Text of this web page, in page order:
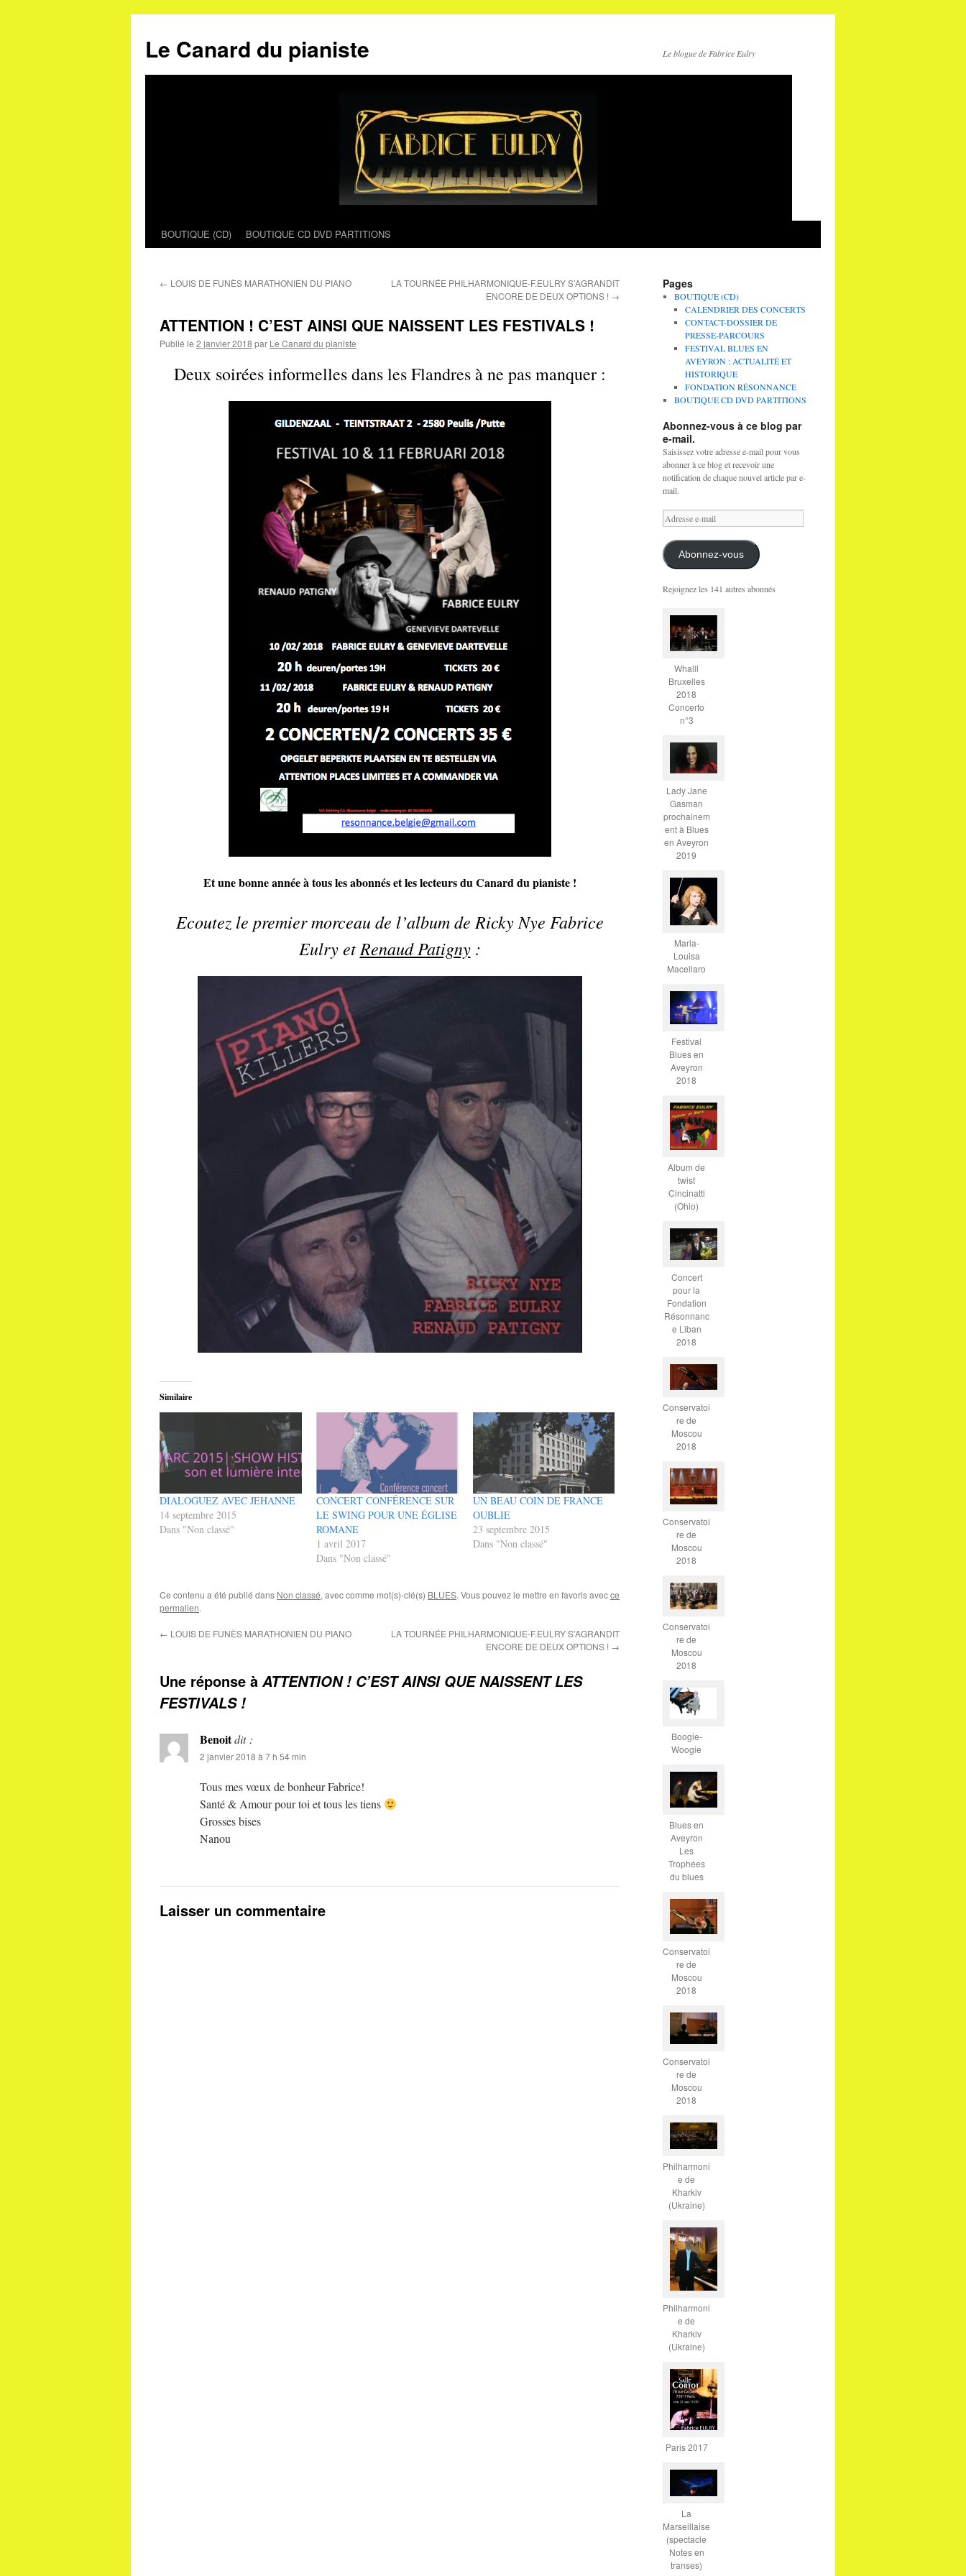
Le Canard du pianiste Le blogue de Fabrice Eulry
Aller
contenu
BOUTIQUE (CD) BOUTIQUE CD DVD PARTITIONS
← LOUIS DE FUNÈS MARATHONIEN DU PIANO
LA TOURNÉE PHILHARMONIQUE-F.EULRY S’AGRANDIT
ENCORE DE DEUX OPTIONS ! →
ATTENTION ! C’EST AINSI QUE NAISSENT LES FESTIVALS !
Publié le 2 janvier 2018 par Le Canard du pianiste
Deux soirées informelles dans les Flandres à ne pas manquer :
Et une bonne année à tous les abonnés et les lecteurs du Canard du pianiste !
Ecoutez le premier morceau de l’album de Ricky Nye Fabrice
Eulry et Renaud Patigny:
Similaire
DIALOGUEZ AVEC JEHANNE
14 septembre 2015
Dans "Non classé"
CONCERT CONFÉRENCE SUR
LE SWING POUR UNE ÉGLISE
ROMANE
1 avril 2017
Dans "Non classé"
UN BEAU COIN DE FRANCE
OUBLIE
23 septembre 2015
Dans "Non classé"
Ce contenu a été publié dans Non classé, avec comme mot(s)-clé(s) BLUES. Vous pouvez le mettre en favoris avecce
permalien.
← LOUIS DE FUNÈS MARATHONIEN DU PIANO
LA TOURNÉE PHILHARMONIQUE-F.EULRY S’AGRANDIT
ENCORE DE DEUX OPTIONS ! →
Une réponse à ATTENTION ! C’EST AINSI QUE NAISSENT LES
FESTIVALS !
Benoitdit :
2 janvier 2018 à 7 h 54 min
Tous mes vœux de bonheur Fabrice!
Santé & Amour pour toi et tous les tiens
Grosses bises
Nanou
Laisser un commentaire
Pages
BOUTIQUE (CD)
CALENDRIER DES CONCERTS
CONTACT-DOSSIER DE
PRESSE-PARCOURS
FESTIVAL BLUES EN
AVEYRON : ACTUALITÉ ET
HISTORIQUE
FONDATION RÉSONNANCE
BOUTIQUE CD DVD PARTITIONS
Abonnez-vous à ce blog par
e-mail.
Saisissez votre adresse e-mail pour vous
abonner à ce blog et recevoir une
notification de chaque nouvel article par e-
mail.
Adresse
e-
mail
Abonnez-vous
Rejoignez les 141 autres abonnés
Whalll
Bruxelles
2018
Concerto
n°3
Lady Jane
Gasman
prochainem
ent à Blues
en Aveyron
2019
Maria-
Louisa
Macellaro
Festival
Blues en
Aveyron
2018
Album de
twist
Cincinatti
(Ohio)
Concert
pour la
Fondation
Résonnanc
e Liban
2018
Conservatoi
re de
Moscou
2018
Conservatoi
re de
Moscou
2018
Conservatoi
re de
Moscou
2018
Boogie-
Woogie
Blues en
Aveyron
Les
Trophées
du blues
Conservatoi
re de
Moscou
2018
Conservatoi
re de
Moscou
2018
Philharmoni
e de
Kharkiv
(Ukraine)
Philharmoni
e de
Kharkiv
(Ukraine)
Paris 2017
La
Marseillaise
(spectacle
Notes en
transes)